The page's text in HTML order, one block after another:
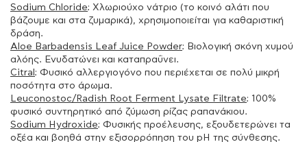
Sodium Chloride: Χλωριούχο νάτριο (το κοινό αλάτι που
βάζουμε και στα ζυμαρικά), χρησιμοποιείται για καθαριστική
δράση.
Aloe Barbadensis Leaf Juice Powder: Βιολογική σκόνη χυμού
αλόης. Ενυδατώνει και καταπραΰνει.
Citral : Φυσικό αλλεργιογόνο που περιέχεται σε πολύ μικρή
ποσότητα στο άρωμα.
Leuconostoc/Radish Root Ferment Lysate Filtrate: 100%
φυσικό συντηρητικό από ζύμωση ρίζας ραπανάκιου.
Sodium Hydroxide: Φυσικής προέλευσης, εξουδετερώνει τα
οξέα και βοηθά στην εξισορρόπηση του pH της σύνθεσης.